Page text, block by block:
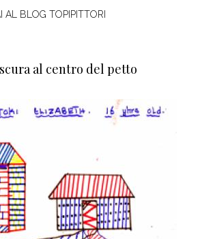
AL BLOG TOPIPITTORI
al centro del petto